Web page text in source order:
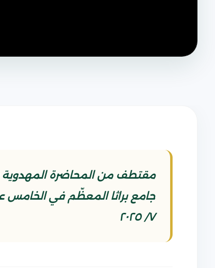
مقتطف من المحاضرة المهدوية
٧/ ٢٠٢٥